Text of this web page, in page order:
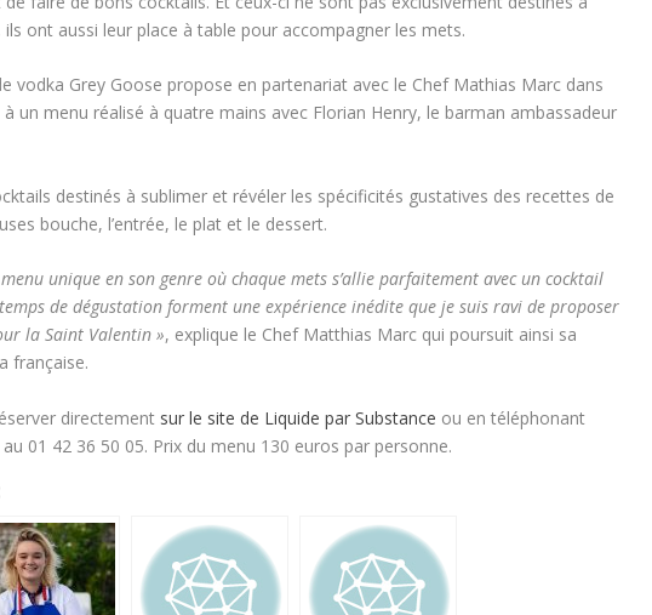
ont aussi leur place à table pour accompagner les mets.
vodka Grey Goose propose en partenariat avec le Chef Mathias Marc dans
un menu réalisé à quatre mains avec Florian Henry, le barman ambassadeur
destinés à sublimer et révéler les spécificités gustatives des recettes de
bouche, l’entrée, le plat et le dessert.
unique en son genre où chaque mets s’allie parfaitement avec un cocktail
de dégustation forment une expérience inédite que je suis ravi de proposer
la Saint Valentin », explique le Chef Matthias Marc qui poursuit ainsi sa
française.
directement sur le site de Liquide par Substance ou en téléphonant
01 42 36 50 05. Prix du menu 130 euros par personne.